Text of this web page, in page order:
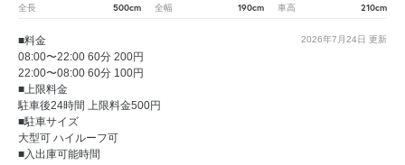
全長 500cm 全幅 190cm 車高 210cm
2026年7月24日 更新
■料金
08:00〜22:00 60分 200円
22:00〜08:00 60分 100円
■上限料金
駐車後24時間 上限料金500円
■駐車サイズ
大型可 ハイルーフ可
■入出庫可能時間